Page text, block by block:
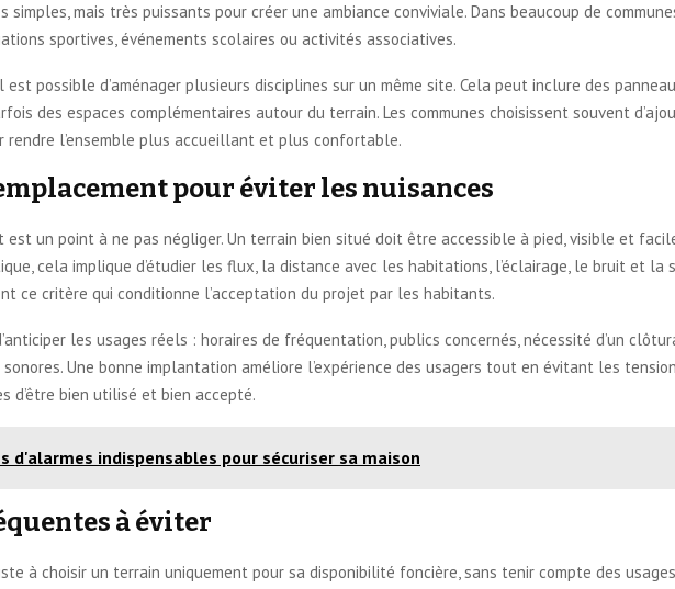
simples, mais très puissants pour créer une ambiance conviviale. Dans beaucoup de
sportives, événements scolaires ou activités associatives.
possible d’aménager plusieurs disciplines sur un même site. Cela peut inclure des
des espaces complémentaires autour du terrain. Les communes choisissent souvent
rendre l’ensemble plus accueillant et plus confortable.
pour éviter les nuisances
est un point à ne pas négliger. Un terrain bien situé doit être accessible à pied, visible et
cela implique d’étudier les flux, la distance avec les habitations, l’éclairage, le bruit et la
ce critère qui conditionne l’acceptation du projet par les habitants.
les usages réels : horaires de fréquentation, publics concernés, nécessité d’un
Une bonne implantation améliore l’expérience des usagers tout en évitant les
d’être bien utilisé et bien accepté.
d'alarmes indispensables pour sécuriser sa maison
à éviter
à choisir un terrain uniquement pour sa disponibilité foncière, sans tenir compte des